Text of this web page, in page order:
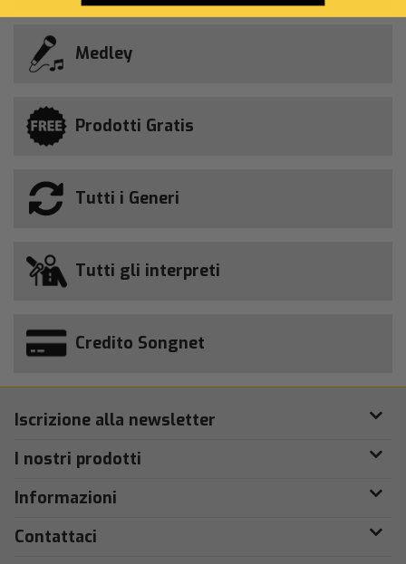
Medley
Prodotti Gratis
Tutti i Generi
Tutti gli interpreti
Credito Songnet
Iscrizione alla newsletter
I nostri prodotti
Informazioni
Contattaci